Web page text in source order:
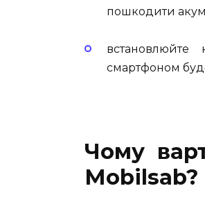
пошкодити
смартфоном
Чому
Mobilsab?